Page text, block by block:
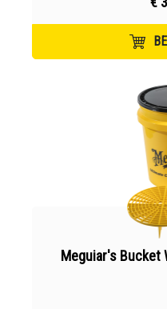
Meguiar's Bucket